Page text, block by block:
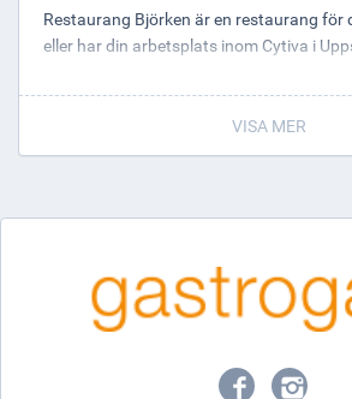
Restaurang Björken är en restaurang för
eller har din arbetsplats inom Cytiva i
VISA MER